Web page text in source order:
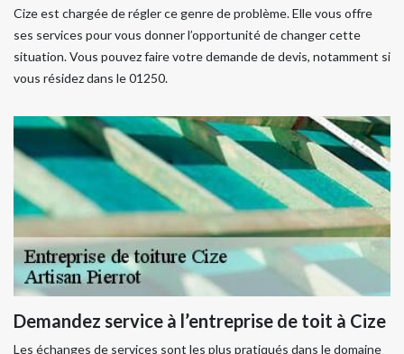
Cize est chargée de régler ce genre de problème. Elle vous offre
ses services pour vous donner l’opportunité de changer cette
situation. Vous pouvez faire votre demande de devis, notamment si
vous résidez dans le 01250.
Demandez service à l’entreprise de toit à Cize
Les échanges de services sont les plus pratiqués dans le domaine